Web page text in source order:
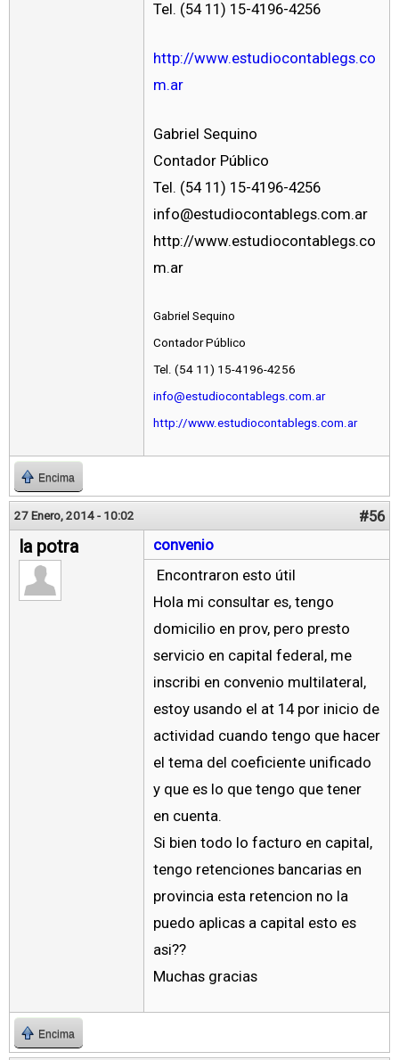
Tel. (54 11) 15-4196-4256
http://www.estudiocontablegs.co
m.ar
Gabriel Sequino
Contador Público
Tel. (54 11) 15-4196-4256
info@estudiocontablegs.com.ar
http://www.estudiocontablegs.co
m.ar
Gabriel Sequino
Contador Público
Tel. (54 11) 15-4196-4256
info@estudiocontablegs.com.ar
http://www.estudiocontablegs.com.ar
Encima
27 Enero, 2014 - 10:02 #56
la potra
convenio
Encontraron esto útil
Hola mi consultar es, tengo
domicilio en prov, pero presto
servicio en capital federal, me
inscribi en convenio multilateral,
estoy usando el at 14 por inicio de
actividad cuando tengo que hacer
el tema del coeficiente unificado
y que es lo que tengo que tener
en cuenta.
Si bien todo lo facturo en capital,
tengo retenciones bancarias en
provincia esta retencion no la
puedo aplicas a capital esto es
asi??
Muchas gracias
Encima